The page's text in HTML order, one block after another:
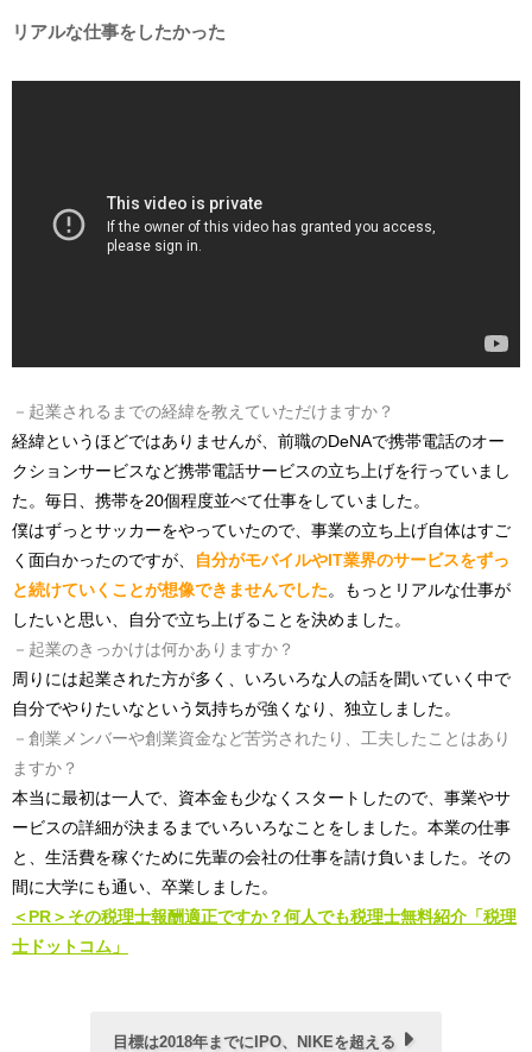
リアルな仕事をしたかった
－起業されるまでの経緯を教えていただけますか？
経緯というほどではありませんが、前職のDeNAで携帯電話のオー
クションサービスなど携帯電話サービスの立ち上げを行っていまし
た。毎日、携帯を20個程度並べて仕事をしていました。
僕はずっとサッカーをやっていたので、事業の立ち上げ自体はすご
く面白かったのですが、
自分がモバイルやIT業界のサービスをずっ
と続けていくことが想像できませんでした 。もっとリアルな仕事が
したいと思い、自分で立ち上げることを決めました。
－起業のきっかけは何かありますか？
周りには起業された方が多く、いろいろな人の話を聞いていく中で
自分でやりたいなという気持ちが強くなり、独立しました。
－創業メンバーや創業資金など苦労されたり、工夫したことはあり
ますか？
本当に最初は一人で、資本金も少なくスタートしたので、事業やサ
ービスの詳細が決まるまでいろいろなことをしました。本業の仕事
と、生活費を稼ぐために先輩の会社の仕事を請け負いました。その
間に大学にも通い、卒業しました。
＜PR＞その税理士報酬適正ですか？何人でも税理士無料紹介「税理
士ドットコム」
目標は2018年までにIPO、NIKEを超える